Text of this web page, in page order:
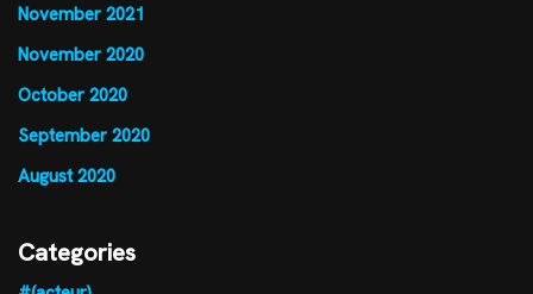
November 2021
November 2020
October 2020
September 2020
August 2020
Categories